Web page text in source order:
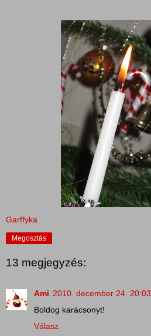
Garffyka
Megosztás
13 megjegyzés:
Ami 2010. december 24. 20:03
Boldog karácsonyt!
Válasz